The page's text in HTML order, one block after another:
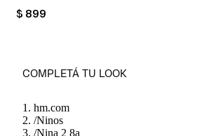
PRICE:
$ 899
COMPLETÁ TU LOOK
hm.com
/Ninos
/Nina 2 8a